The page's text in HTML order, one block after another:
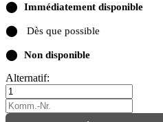
⬤ Immédiatement disponible
⬤ Dès que possible
⬤ Non disponible
Alternatif: